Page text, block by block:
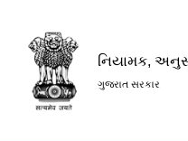
નિયામક,
ગુજરાત સરકાર